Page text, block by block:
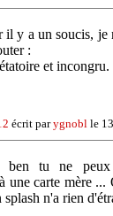
il y a un soucis,
:
et incongru.
écrit parygnobl le
: ben tu ne
une carte mère ...
splash n'a rien